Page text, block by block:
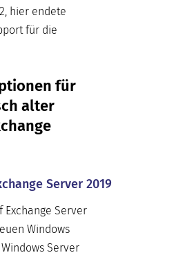
hier endete
für die
für
alter
Server 2019
Exchange Server
Windows
Server